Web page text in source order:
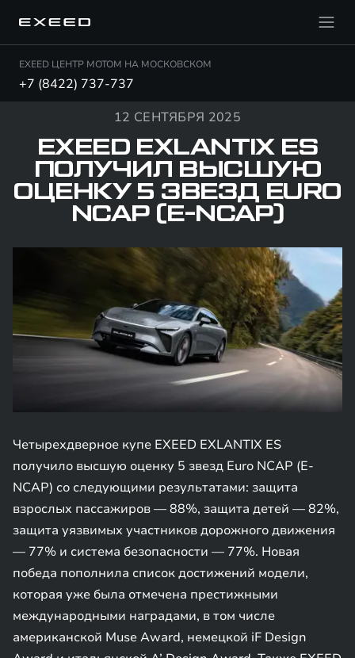
EXEED ЦЕНТР МОТОМ НА МОСКОВСКОМ
+7 (8422) 737-737
12 СЕНТЯБРЯ 2025
EXEED EXLANTIX ES
ПОЛУЧИЛ ВЫСШУЮ
ОЦЕНКУ 5 ЗВЕЗД EURO
NCAP (E-NCAP)
Четырехдверное купе EXEED EXLANTIX ES
получило высшую оценку 5 звезд Euro NCAP (E-
NCAP) со следующими результатами: защита
взрослых пассажиров — 88%, защита детей — 82%,
защита уязвимых участников дорожного движения
— 77% и система безопасности — 77%. Новая
победа пополнила список достижений модели,
которая уже была отмечена престижными
международными наградами, в том числе
американской Muse Award, немецкой iF Design